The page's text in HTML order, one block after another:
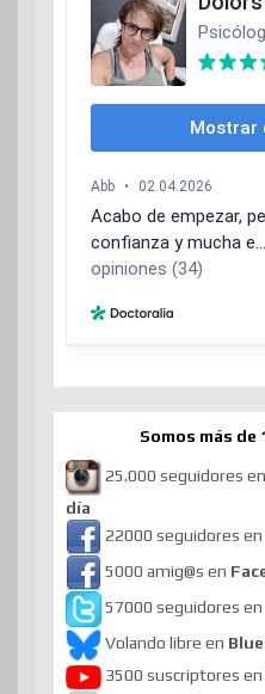
Somos más de
25.000 seguidores en
día
22000 seguidores en
5000 amig@s en
57000 seguidores en
Volando libre en
3500 suscriptores en